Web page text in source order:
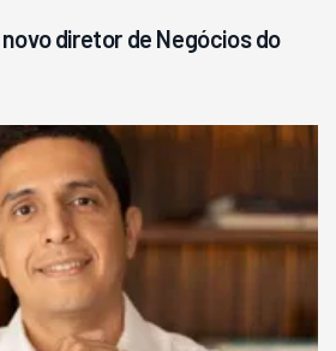
diretor de Negócios do